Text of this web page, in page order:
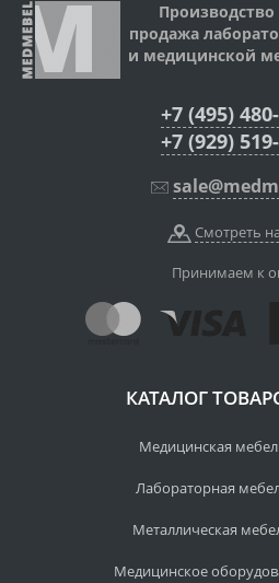
Производство
продажа
и медицинской
+7 (495)
+7 (929)
Смотреть
Принимаем к
КАТАЛОГ
Медицинская
Лабораторная
Металлическая
Медицинское